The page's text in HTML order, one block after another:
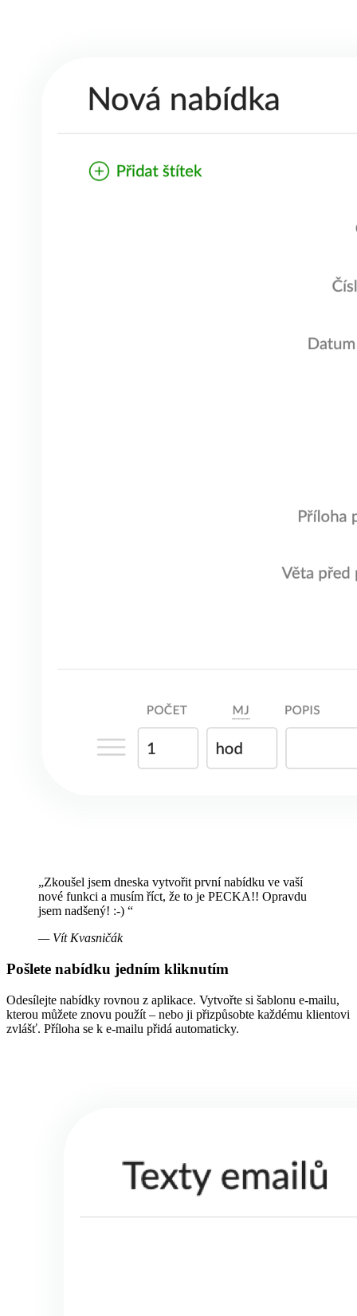
„Zkoušel jsem dneska vytvořit první nabídku ve vaší
nové funkci a musím říct, že to je PECKA!! Opravdu
jsem nadšený! :-) “
— Vít Kvasničák
Pošlete nabídku jedním kliknutím
Odesílejte nabídky rovnou z aplikace. Vytvořte si šablonu e-mailu,
kterou můžete znovu použít – nebo ji přizpůsobte každému klientovi
zvlášť. Příloha se k e-mailu přidá automaticky.